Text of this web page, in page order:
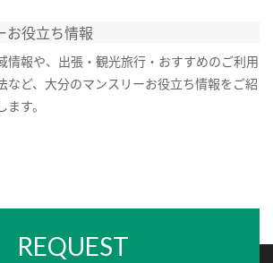
お役立ち情報
情報や、出張・観光旅行・おすすめのご利用
など、大分のマンスリーお役立ち情報をご紹
ます。
REQUEST